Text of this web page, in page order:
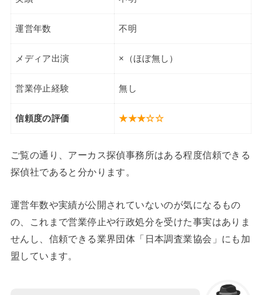
運営年数 不明
メディア出演 ×（ほぼ無し）
営業停止経験 無し
信頼度の評価 ★★★☆☆
ご覧の通り、アーカス探偵事務所はある程度信頼できる
探偵社であると分かります。
運営年数や実績が公開されていないのが気になるもの
の、これまで営業停止や行政処分を受けた事実はありま
せんし、信頼できる業界団体「日本調査業協会」にも加
盟しています。